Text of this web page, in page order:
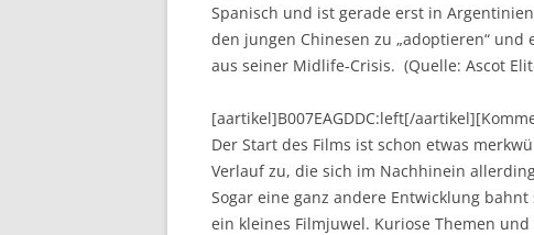
Spanisch und ist gerade erst in
den jungen Chinesen zu „adoptieren“
aus seiner Midlife-Crisis. (Quelle: Ascot
[aartikel]B007EAGDDC:left[/
Der Start des Films ist schon etwas
Verlauf zu, die sich im Nachhinein
Sogar eine ganz andere Entwicklung
ein kleines Filmjuwel. Kuriose Themen